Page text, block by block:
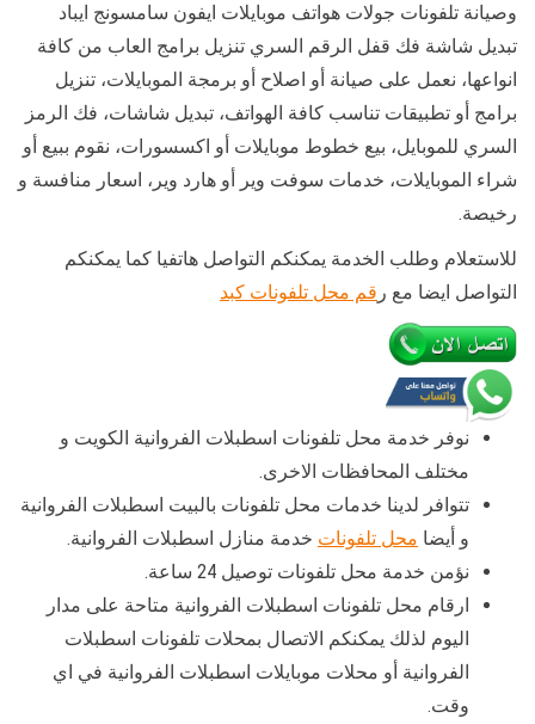
وصيانة تلفونات جولات هواتف موبايلات ايفون سامسونج ايباد
تبديل شاشة فك قفل الرقم السري تنزيل برامج العاب من كافة
انواعها، نعمل على صيانة أو اصلاح أو برمجة الموبايلات، تنزيل
برامج أو تطبيقات تناسب كافة الهواتف، تبديل شاشات، فك الرمز
السري للموبايل، بيع خطوط موبايلات أو اكسسورات، نقوم ببيع أو
شراء الموبايلات، خدمات سوفت وير أو هارد وير، اسعار منافسة و
رخيصة.
للاستعلام وطلب الخدمة يمكنكم التواصل هاتفيا كما يمكنكم
التواصل ايضا مع ر قم محل تلفونات كبد
نوفر خدمة محل تلفونات اسطبلات الفروانية الكويت و
مختلف المحافظات الاخرى.
تتوافر لدينا خدمات محل تلفونات بالبيت اسطبلات الفروانية
و أيضا محل تلفونات خدمة منازل اسطبلات الفروانية.
نؤمن خدمة محل تلفونات توصيل 24 ساعة.
ارقام محل تلفونات اسطبلات الفروانية متاحة على مدار
اليوم لذلك يمكنكم الاتصال بمحلات تلفونات اسطبلات
الفروانية أو محلات موبايلات اسطبلات الفروانية في اي
وقت.